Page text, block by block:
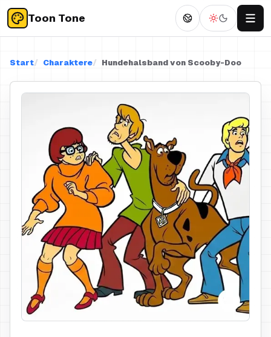
Toon Tone
Start Charaktere Hundehalsband von Scooby-Doo
Hundehalsband